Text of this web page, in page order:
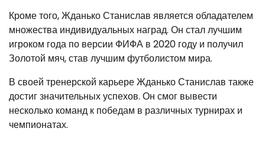
Кроме того, Жданько Станислав является обладателем
множества индивидуальных наград. Он стал лучшим
игроком года по версии ФИФА в 2020 году и получил
Золотой мяч, став лучшим футболистом мира.
В своей тренерской карьере Жданько Станислав также
достиг значительных успехов. Он смог вывести
несколько команд к победам в различных турнирах и
чемпионатах.